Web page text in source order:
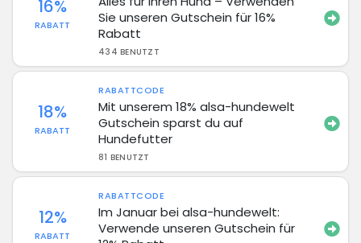
16%
RABATT
Sie unseren Gutschein für 16%
Rabatt
434 BENUTZT
18%
RABATT
RABATTCODE
Mit unserem 18% alsa-hundewelt
Gutschein sparst du auf
Hundefutter
81 BENUTZT
12%
RABATT
RABATTCODE
Im Januar bei alsa-hundewelt:
Verwende unseren Gutschein für